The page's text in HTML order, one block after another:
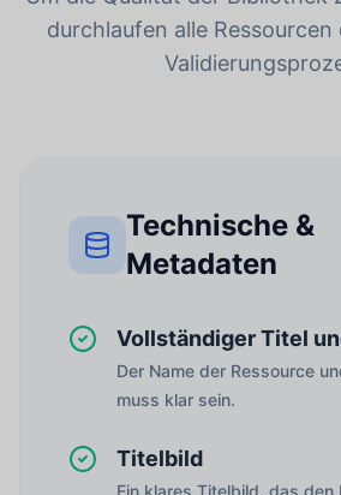
durchlaufen alle
Technische &
Metadaten
Vollständiger Titel
Der Name der Ressource
muss klar sein.
Titelbild
Ein klares Titelbild, das den